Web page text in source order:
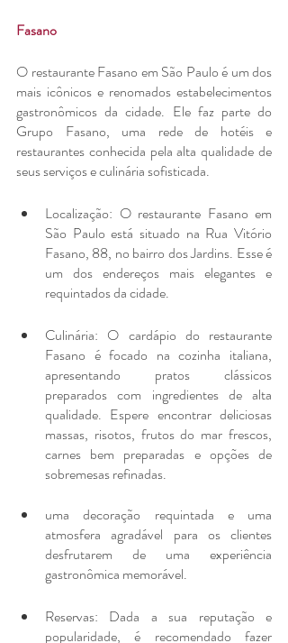
Fasano
O restaurante Fasano em São Paulo é um dos
mais icônicos e renomados estabelecimentos
gastronômicos da cidade. Ele faz parte do
Grupo Fasano, uma rede de hotéis e
restaurantes conhecida pela alta qualidade de
seus serviços e culinária sofisticada.
Localização: O restaurante Fasano em
São Paulo está situado na Rua Vitório
Fasano, 88, no bairro dos Jardins. Esse é
um dos endereços mais elegantes e
requintados da cidade.
Culinária: O cardápio do restaurante
Fasano é focado na cozinha italiana,
apresentando pratos clássicos
preparados com ingredientes de alta
qualidade. Espere encontrar deliciosas
massas, risotos, frutos do mar frescos,
carnes bem preparadas e opções de
sobremesas refinadas.
uma decoração requintada e uma
atmosfera agradável para os clientes
desfrutarem de uma experiência
gastronômica memorável.
Reservas: Dada a sua reputação e
popularidade, é recomendado fazer